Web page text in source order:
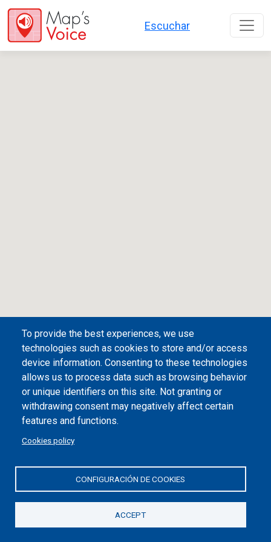
Overslaan en naar de inhoud gaan
Escuchar
Desplegar/plegar índice
Valencia
met evenveel activiteiten als redenen om terug te
keren.
To provide the best experiences, we use
technologies such as cookies to store and/or access
device information. Consenting to these technologies
allows us to process data such as browsing behavior
or unique identifiers on this site. Not granting or
withdrawing consent may negatively affect certain
features and functions.
Cookies policy
CONFIGURACIÓN DE COOKIES
ACCEPT